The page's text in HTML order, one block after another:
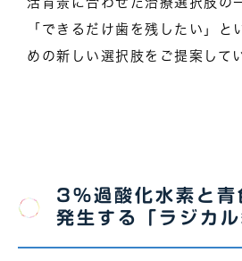
「できるだけ歯を残したい」と
めの新しい選択肢をご提案して
3％過酸化水素と青
発生する「ラジカル